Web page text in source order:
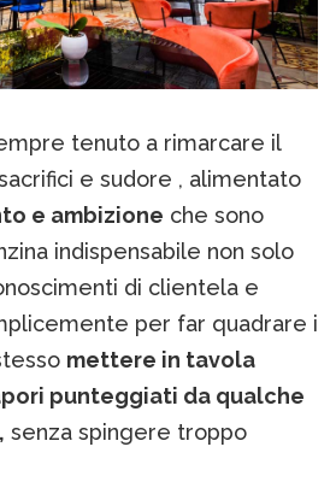
tenuto a rimarcare il
e sudore , alimentato
e ambizione che sono
indispensabile non solo
di clientela e
per far quadrare i
mettere in tavola
punteggiati da qualche
senza spingere troppo